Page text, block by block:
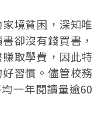
境貧困，深知唯
卻沒有錢買書，
取學費，因此特
習慣。儘管校務
一年閱讀量逾60